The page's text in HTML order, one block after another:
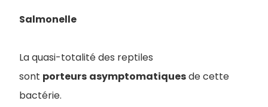
Salmonelle
La quasi-totalité des reptiles
sont porteurs asymptomatiquesde cette
bactérie.